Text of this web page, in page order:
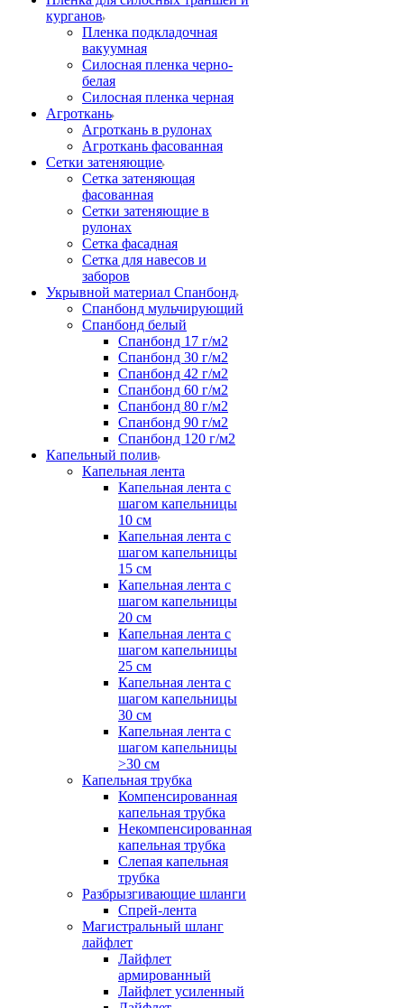
курганов
Пленка подкладочная
вакуумная
Силосная пленка черно-
белая
Силосная пленка черная
Агроткань
Агроткань в рулонах
Агроткань фасованная
Сетки затеняющие
Сетка затеняющая
фасованная
Сетки затеняющие в
рулонах
Сетка фасадная
Сетка для навесов и
заборов
Укрывной материал Спанбонд
Спанбонд мульчирующий
Спанбонд белый
Спанбонд 17 г/м2
Спанбонд 30 г/м2
Спанбонд 42 г/м2
Спанбонд 60 г/м2
Спанбонд 80 г/м2
Спанбонд 90 г/м2
Спанбонд 120 г/м2
Капельный полив
Капельная лента
Капельная лента с
шагом капельницы
10 см
Капельная лента с
шагом капельницы
15 см
Капельная лента с
шагом капельницы
20 см
Капельная лента с
шагом капельницы
25 см
Капельная лента с
шагом капельницы
30 см
Капельная лента с
шагом капельницы
>30 см
Капельная трубка
Компенсированная
капельная трубка
Некомпенсированная
капельная трубка
Слепая капельная
трубка
Разбрызгивающие шланги
Спрей-лента
Магистральный шланг
лайфлет
Лайфлет
армированный
Лайфлет усиленный